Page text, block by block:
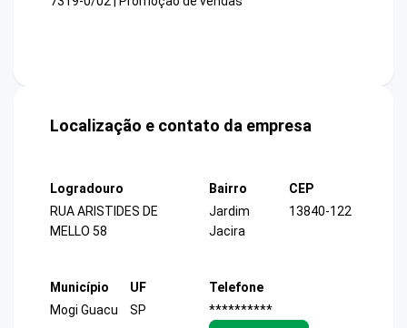
Localização e contato da empresa
Logradouro
RUA ARISTIDES DE
MELLO 58
Bairro
Jardim
Jacira
CEP
13840-122
Município
Mogi Guacu
UF
SP
Telefone
**********